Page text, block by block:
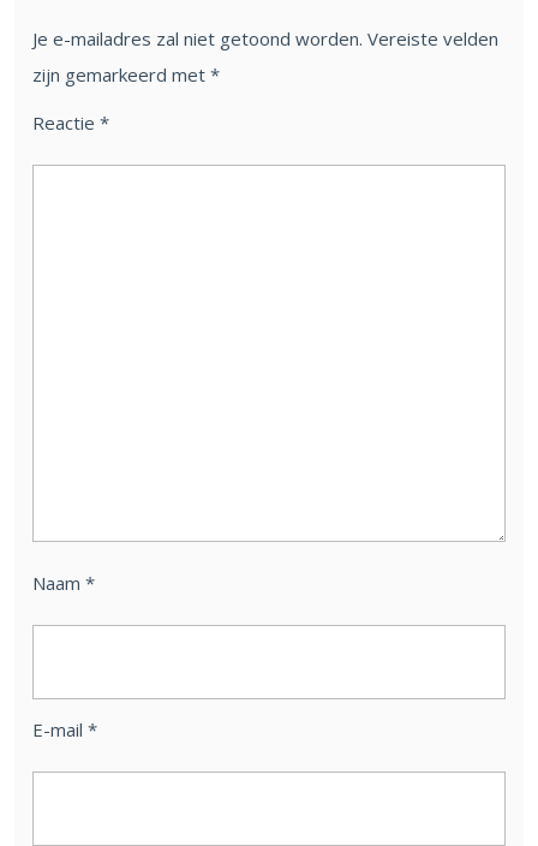
Je e-mailadres zal niet getoond worden. Vereiste velden
zijn gemarkeerd met *
Reactie *
Naam *
E-mail *